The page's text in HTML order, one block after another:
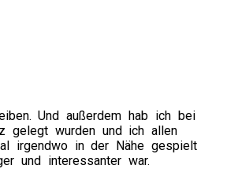
Und außerdem hab ich bei
gelegt wurden und ich allen
irgendwo in der Nähe gespielt
und interessanter war.